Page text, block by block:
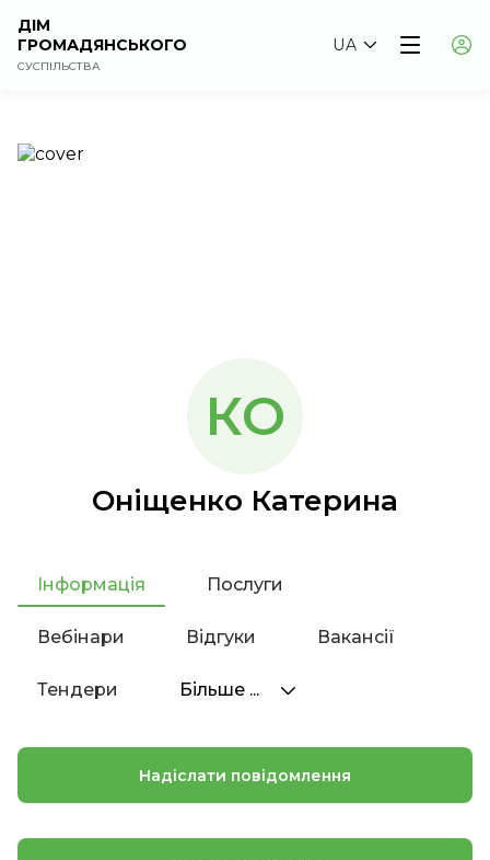
ДІМ
ГРОМАДЯНСЬКОГО
СУСПІЛЬСТВА
UA
КО
Оніщенко Катерина
Інформація Послуги
Вебінари Відгуки Вакансії
Тендери Більше ...
Надіслати повідомлення